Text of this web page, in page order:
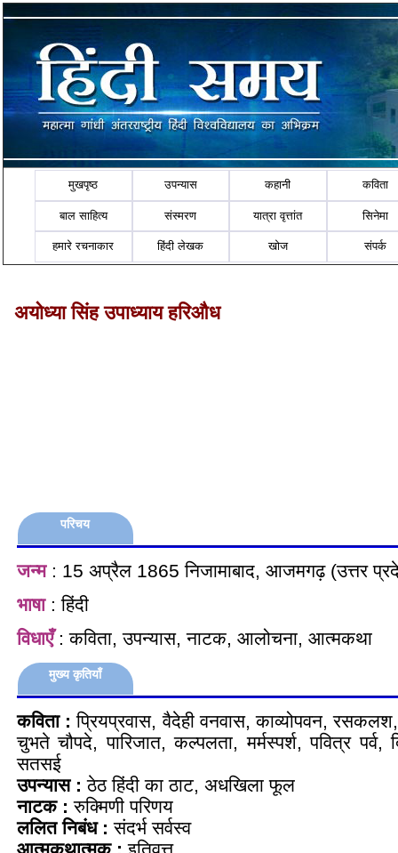
मुखपृष्ठ उपन्यास कहानी कविता
बाल साहित्य संस्मरण यात्रा वृत्तांत सिनेमा
हमारे रचनाकार हिंदी लेखक खोज संपर्क
अयोध्या सिंह उपाध्याय हरिऔध
परिचय
जन्म: 15 अप्रैल 1865 निजामाबाद, आजमगढ़ (उत्तर
भाषा: हिंदी
विधाएँ: कविता, उपन्यास, नाटक, आलोचना, आत्मकथा
मुख्य कृतियाँ
कविता :प्रियप्रवास, वैदेही वनवास, काव्योपवन,
चुभते चौपदे, पारिजात, कल्पलता, मर्मस्पर्श, पवित्र पर्व,
सतसई
उपन्यास :ठेठ हिंदी का ठाट, अधखिला फूल
नाटक :रुक्मिणी परिणय
ललित निबंध :संदर्भ सर्वस्व